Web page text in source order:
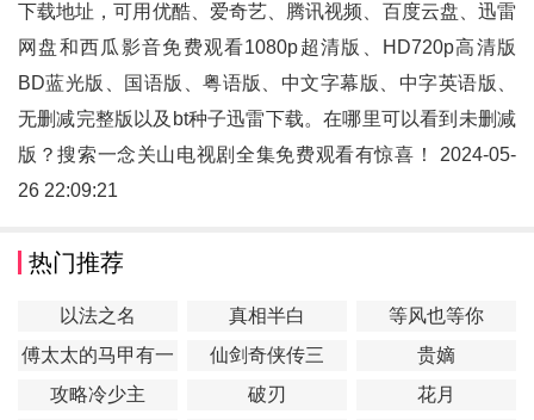
下载地址，可用优酷、爱奇艺、腾讯视频、百度云盘、迅雷
网盘和西瓜影音免费观看1080p超清版、HD720p高清版
BD蓝光版、国语版、粤语版、中文字幕版、中字英语版、
无删减完整版以及bt种子迅雷下载。在哪里可以看到未删减
版？搜索一念关山电视剧全集免费观看有惊喜！ 2024-05-
26 22:09:21
热门推荐
以法之名 真相半白
等风也等你
傅太太的马甲有一
点多
仙剑奇侠传三
贵嫡
攻略冷少主
破刃 花月